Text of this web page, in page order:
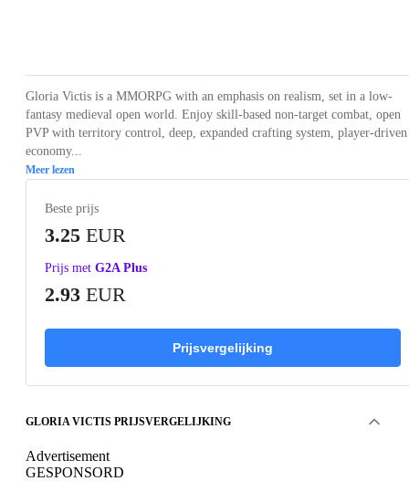
Gloria Victis is a MMORPG with an emphasis on realism, set in a low-
fantasy medieval open world. Enjoy skill-based non-target combat, open
PVP with territory control, deep, expanded crafting system, player-driven
economy...
Meer lezen
Beste prijs
3.25 EUR
Prijs met G2A Plus
2.93 EUR
Prijsvergelijking
GLORIA VICTIS PRIJSVERGELIJKING
Advertisement
GESPONSORD